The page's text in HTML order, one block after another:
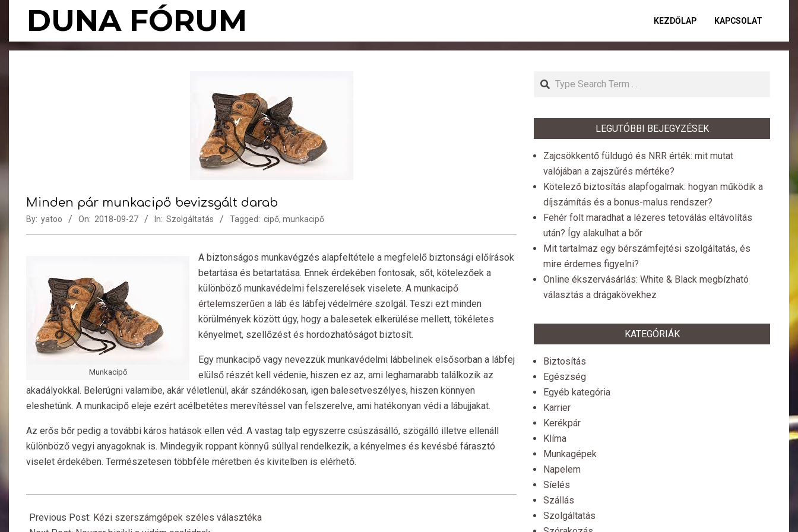
DUNA FÓRUM KEZDŐLAP KAPCSOLAT
Minden pár munkacipő bevizsgált darab
By: yatoo On: 2018-09-27 In: Szolgáltatás Tagged: cipő, munkacipő
Munkacipő
A biztonságos munkavégzés alapfeltétele a megfelelő biztonsági előírások
betartása és betartatása. Ennek érdekében fontosak, sőt, kötelezőek a
különböző munkavédelmi felszerelések viselete. A munkacipő
értelemszerűen a láb és lábfej védelmére szolgál. Teszi ezt minden
körülmények között úgy, hogy a balesetek elkerülése mellett, tökéletes
kényelmet, szellőzést és hordozhatóságot biztosít.
Egy munkacipő vagy nevezzük munkavédelmi lábbelinek elsősorban a lábfej
elülső részét kell védenie, hiszen ez az, ami leghamarabb találkozik az
akadályokkal. Belerúgni valamibe, akár véletlenül, akár szándékosan, igen balesetveszélyes, hiszen könnyen
eleshetünk. A munkacipő eleje ezért acélbetétes merevítéssel van felszerelve, ami hatékonyan védi a lábujjakat.
Az erős bőr pedig a további káros hatások ellen véd. A vastag talp egyszerre csúszásálló, szögálló illetve ellenáll
különböző vegyi anyagoknak is. Mindegyik roppant könnyű súllyal rendelkezik, a kényelmes és kevésbé fárasztó
viselet érdekében. Természetesen többféle méretben és kivitelben is elérhető.
09-
Previous Post: Kézi szerszámgépek széles választéka
Search
LEGUTÓBBI BEJEGYZÉSEK
Zajcsökkentő füldugó és NRR érték: mit mutat
valójában a zajszűrés mértéke?
Kötelező biztosítás alapfogalmak: hogyan működik a
díjszámítás és a bonus-malus rendszer?
Fehér folt maradhat a lézeres tetoválás eltávolítás
után? Így alakulhat a bőr
Mit tartalmaz egy bérszámfejtési szolgáltatás, és
mire érdemes figyelni?
Online ékszervásárlás: White & Black megbízható
választás a drágakövekhez
KATEGÓRIÁK
Biztosítás
Egészség
Egyéb kategória
Karrier
Kerékpár
Klíma
Munkagépek
Napelem
Síelés
Szállás
Szolgáltatás